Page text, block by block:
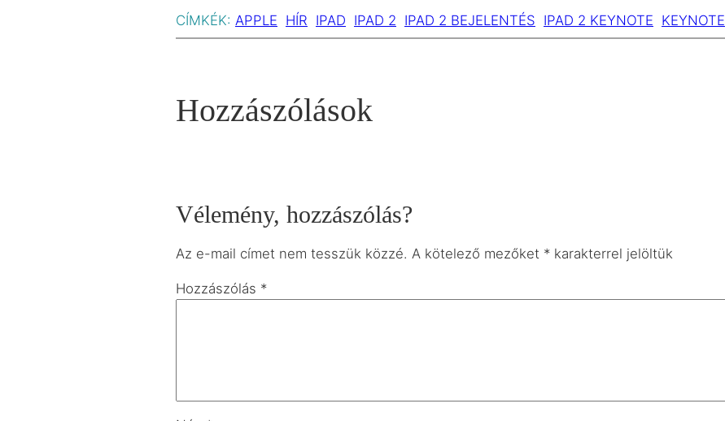
CÍMKÉK: APPLE HÍR IPAD IPAD 2 IPAD 2 BEJELENTÉS IPAD 2 KEYNOTE KEYNOTE
Hozzászólások
Vélemény, hozzászólás?
Az e-mail címet nem tesszük közzé. A kötelező mezőket * karakterrel jelöltük
Hozzászólás *